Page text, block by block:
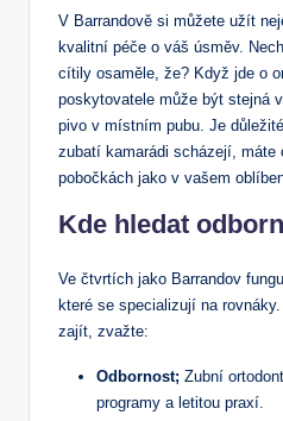
V Barrandově si můžete užít
kvalitní péče o váš úsměv.
cítily osaměle, že? Když jde o
poskytovatele může být stejná
pivo v místním pubu. Je
zubatí kamarádi scházejí, máte
pobočkách jako v vašem
Kde hledat
Ve čtvrtích jako Barrandov
které se specializují na
zajít, zvažte:
Odbornost; Zubní
programy a letitou praxí.